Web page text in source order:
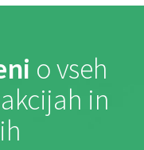
o vseh
in